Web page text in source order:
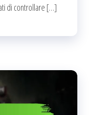
di controllare […]